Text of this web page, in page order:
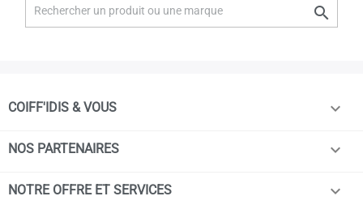

COIFF'IDIS & VOUS 
NOS PARTENAIRES 
NOTRE OFFRE ET SERVICES 